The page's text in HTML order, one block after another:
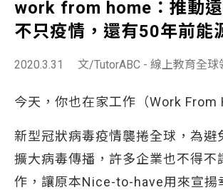
work from home：推動
不只疫情，還有50年前能
2020.3.31 文/TutorABC - 線上教育全球
今天，你也在家工作（Work From
新型冠狀病毒疫情襲捲全球，為避
擴大病毒傳播，許多企業也不得不
作，讓原本Nice-to-have用來宣揚